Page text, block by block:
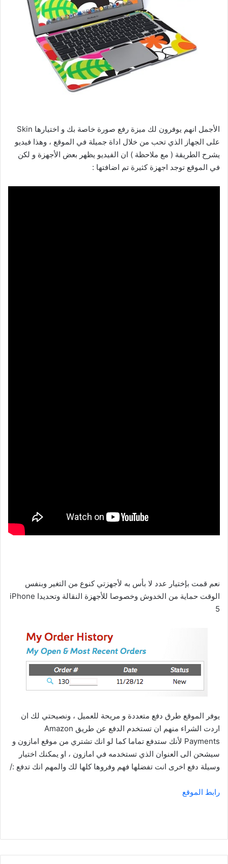
الأجمل انهم يوفرون لك ميزة رفع صورة خاصة بك و اختيارها Skin
على الجهاز الذي تحب من خلال اداة جميلة في الموقع ، وهذا فيديو
يشرح الطريقة ( مع ملاحظة ) ان الفيديو يظهر بعض الأجهزة و لكن
في الموقع توجد اجهزة كثيرة تم اضافتها :
نعم قمت بإختيار عدد لا بأس به لأجهزتي كنوع من التغير وبنفس
الوقت حماية من الخدوش وخصوصا للأجهزة النقالة وتحديدا iPhone
5
يوفر الموقع طرق دفع متعددة و مريحة للعميل ، ونصيحتي لك ان
اردت الشراء منهم ان تستخدم الدفع عن طريق Amazon
Payments لأنك ستدفع تماما كما لو انك تشتري من موقع امازون و
سيشحن الى العنوان الذي تستخدمه في امازون ، او يمكنك اختيار
وسيلة دفع اخرى انت تفضلها فهم وفروها كلها لك والمهم انك تدفع :/
رابط الموقع